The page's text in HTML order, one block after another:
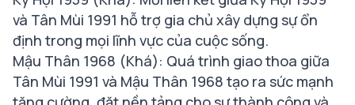
và Tân Mùi 1991 hỗ trợ gia chủ xây dựng sự ổn
định trong mọi lĩnh vực của cuộc sống.
Mậu Thân 1968 (Khá): Quá trình giao thoa giữa
Tân Mùi 1991 và Mậu Thân 1968 tạo ra sức mạnh